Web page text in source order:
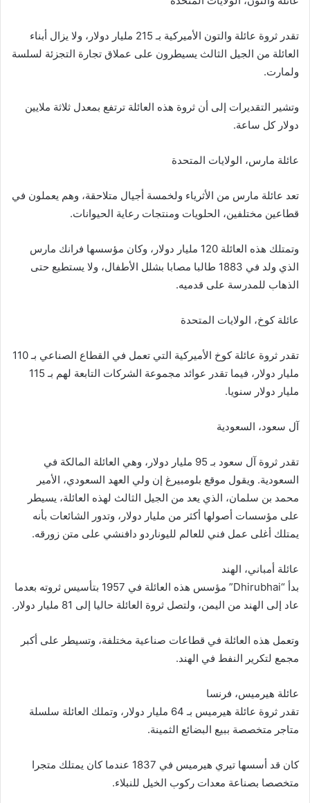
تقدر ثروة عائلة والتون الأميركية بـ 215 مليار دولار، ولا يزال أبناء
العائلة من الجيل الثالث يسيطرون على عملاق تجارة التجزئة لسلسة
ولمارت.
وتشير التقديرات إلى أن ثروة هذه العائلة ترتفع بمعدل ثلاثة ملايين
دولار كل ساعة.
عائلة مارس، الولايات المتحدة
تعد عائلة مارس من الأثرياء ولخمسة أجيال متلاحقة، وهم يعملون في
قطاعين مختلفين، الحلويات ومنتجات رعاية الحيوانات.
وتمتلك هذه العائلة 120 مليار دولار، وكان مؤسسها فرانك مارس
الذي ولد في 1883 طالبا مصابا بشلل الأطفال، ولا يستطيع حتى
الذهاب للمدرسة على قدميه.
عائلة كوخ، الولايات المتحدة
تقدر ثروة عائلة كوخ الأميركية التي تعمل في القطاع الصناعي بـ 110
مليار دولار، فيما تقدر عوائد مجموعة الشركات التابعة لهم بـ 115
مليار دولار سنويا.
آل سعود، السعودية
تقدر ثروة آل سعود بـ 95 مليار دولار، وهي العائلة المالكة في
السعودية. ويقول موقع بلومبيرغ إن ولي العهد السعودي، الأمير
محمد بن سلمان، الذي يعد من الجيل الثالث لهذه العائلة، يسيطر
على مؤسسات أصولها أكثر من مليار دولار، وتدور الشائعات بأنه
يمتلك أغلى عمل فني للعالم لليوناردو دافنشي على متن زورقه.
عائلة أمباني، الهند
بدأ “Dhirubhai” مؤسس هذه العائلة في 1957 بتأسيس ثروته بعدما
عاد إلى الهند من اليمن، ولتصل ثروة العائلة حاليا إلى 81 مليار دولار.
وتعمل هذه العائلة في قطاعات صناعية مختلفة، وتسيطر على أكبر
مجمع لتكرير النفط في الهند.
عائلة هيرميس، فرنسا
تقدر ثروة عائلة هيرميس بـ 64 مليار دولار، وتملك العائلة سلسلة
متاجر متخصصة ببيع البضائع الثمينة.
كان قد أسسها تيري هيرميس في 1837 عندما كان يمتلك متجرا
متخصصا بصناعة معدات ركوب الخيل للنبلاء.